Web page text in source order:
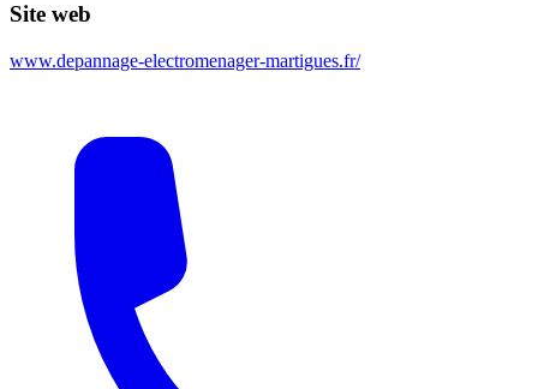
Site web
www.depannage-electromenager-martigues.fr/